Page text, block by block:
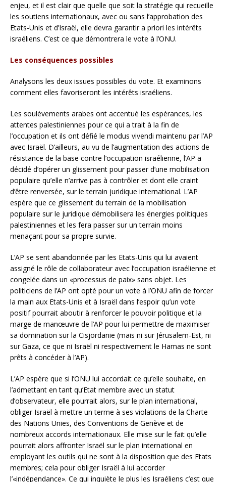
enjeu, et il est clair que quelle que soit la stratégie qui recueille
les soutiens internationaux, avec ou sans l’approbation des
Etats-Unis et d’Israël, elle devra garantir a priori les intérêts
israéliens. C’est ce que démontrera le vote à l’ONU.
Les conséquences possibles
Analysons les deux issues possibles du vote. Et examinons
comment elles favoriseront les intérêts israéliens.
Les soulèvements arabes ont accentué les espérances, les
attentes palestiniennes pour ce qui a trait à la fin de
l’occupation et ils ont défié le modus vivendi maintenu par l’AP
avec Israël. D’ailleurs, au vu de l’augmentation des actions de
résistance de la base contre l’occupation israélienne, l’AP a
décidé d’opérer un glissement pour passer d’une mobilisation
populaire qu’elle n’arrive pas à contrôler et dont elle craint
d’être renversée, sur le terrain juridique international. L’AP
espère que ce glissement du terrain de la mobilisation
populaire sur le juridique démobilisera les énergies politiques
palestiniennes et les fera passer sur un terrain moins
menaçant pour sa propre survie.
L’AP se sent abandonnée par les Etats-Unis qui lui avaient
assigné le rôle de collaborateur avec l’occupation israélienne et
congelée dans un «processus de paix» sans objet. Les
politiciens de l’AP ont opté pour un vote à l’ONU afin de forcer
la main aux Etats-Unis et à Israël dans l’espoir qu’un vote
positif pourrait aboutir à renforcer le pouvoir politique et la
marge de manœuvre de l’AP pour lui permettre de maximiser
sa domination sur la Cisjordanie (mais ni sur Jérusalem-Est, ni
sur Gaza, ce que ni Israël ni respectivement le Hamas ne sont
prêts à concéder à l’AP).
L’AP espère que si l’ONU lui accordait ce qu’elle souhaite, en
l’admettant en tant qu’Etat membre avec un statut
d’observateur, elle pourrait alors, sur le plan international,
obliger Israël à mettre un terme à ses violations de la Charte
des Nations Unies, des Conventions de Genève et de
nombreux accords internationaux. Elle mise sur le fait qu’elle
pourrait alors affronter Israël sur le plan international en
employant les outils qui ne sont à la disposition que des Etats
membres; cela pour obliger Israël à lui accorder
l’«indépendance». Ce qui inquiète le plus les Israéliens c’est que